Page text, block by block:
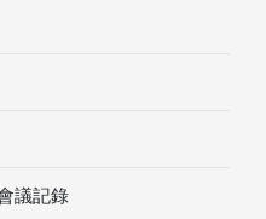
議記錄